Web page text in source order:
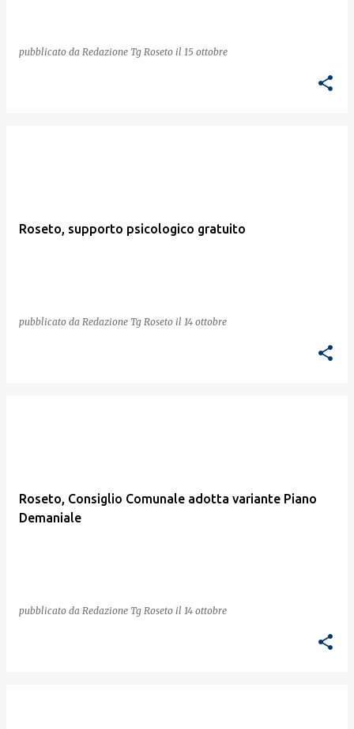
pubblicato da Redazione Tg Roseto il 15 ottobre
Roseto, supporto psicologico gratuito
pubblicato da Redazione Tg Roseto il 14 ottobre
Roseto, Consiglio Comunale adotta variante Piano
Demaniale
pubblicato da Redazione Tg Roseto il 14 ottobre